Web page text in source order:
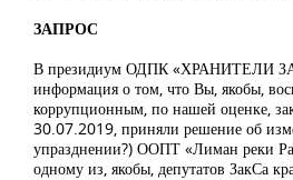
ЗАПРОС
В президиум ОДПК «ХРАНИТЕЛИ
информация о том, что Вы, якобы,
коррупционным, по нашей оценке,
30.07.2019, приняли решение об
упразднении?) ООПТ «Лиман реки
одному из, якобы, депутатов ЗакСа